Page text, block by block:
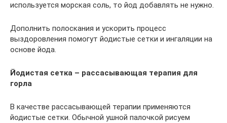
используется морская соль, то йод добавлять не нужно.
Дополнить полоскания и ускорить процесс
выздоровления помогут йодистые сетки и ингаляции на
основе йода.
Йодистая сетка – рассасывающая терапия для
горла
В качестве рассасывающей терапии применяются
йодистые сетки. Обычной ушной палочкой рисуем